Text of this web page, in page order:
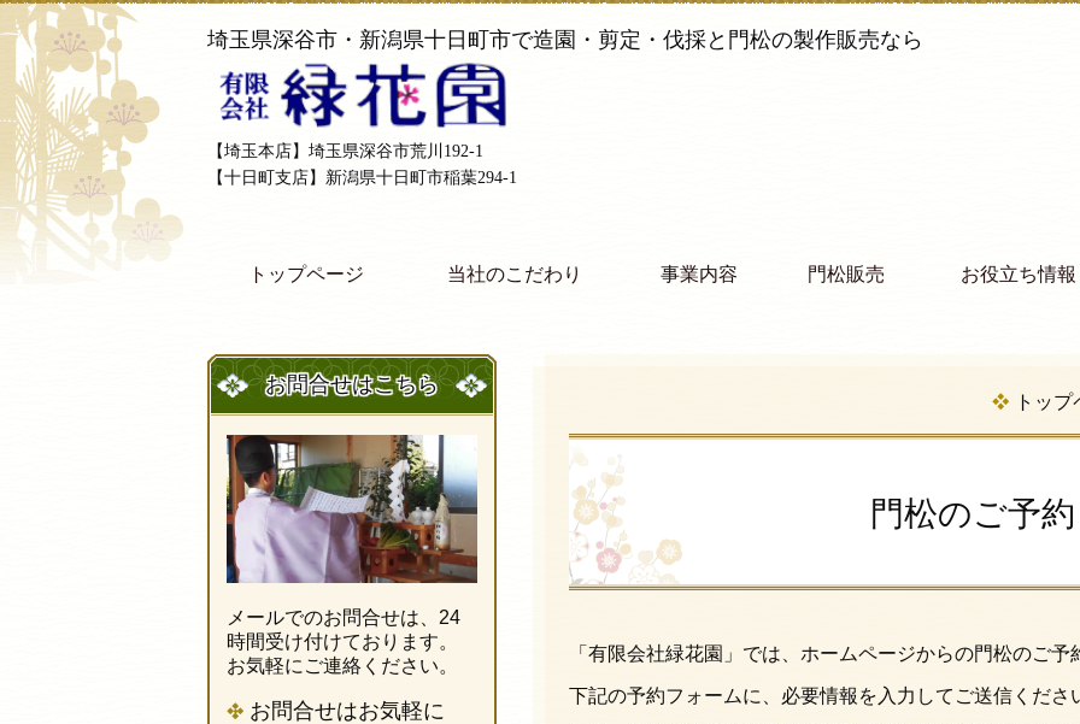
埼玉県深谷市・新潟県十日町市で造園・剪定・伐採と門松の製作販売なら
【埼玉本店】埼玉県深谷市荒川192-1
【十日町支店】新潟県十日町市稲葉294-1
トップページ 当社のこだわり 事業内容 門松販売 お役立ち情報
トッ
門松のご予約
「有限会社緑花園」では、ホームページからの門松のご
下記の予約フォームに、必要情報を入力してご送信くださ
お問合せはこちら
メールでのお問合せは、24
時間受け付けております。
お気軽にご連絡ください。
お問合せはお気軽に